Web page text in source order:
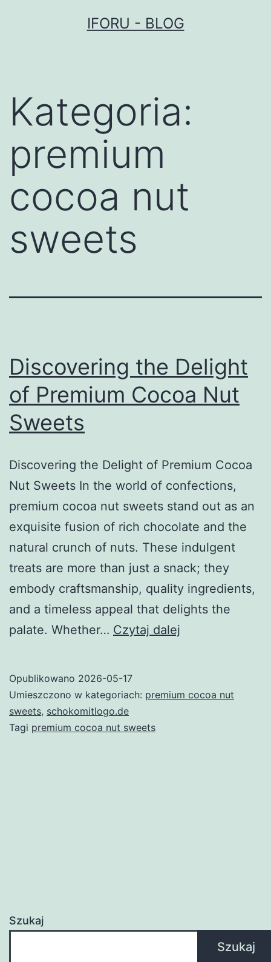
IFORU - BLOG
Kategoria:
premium
cocoa nut
sweets
Discovering the Delight
of Premium Cocoa Nut
Sweets
Discovering the Delight of Premium Cocoa
Nut Sweets In the world of confections,
premium cocoa nut sweets stand out as an
exquisite fusion of rich chocolate and the
natural crunch of nuts. These indulgent
treats are more than just a snack; they
embody craftsmanship, quality ingredients,
and a timeless appeal that delights the
palate. Whether… Czytaj dalej
of
Opublikowano 2026-05-17
Umieszczono w kategoriach: premium cocoa nut
sweets, schokomitlogo.de
Tagi premium cocoa nut sweets
Szukaj
Szukaj